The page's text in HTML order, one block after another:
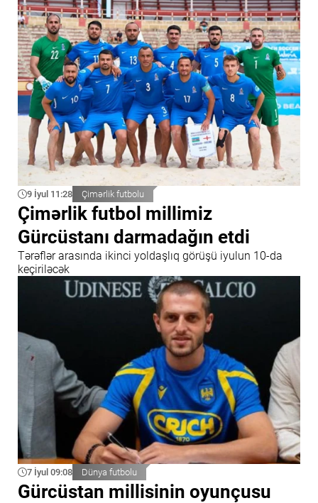
9 İyul 11:28 Çimərlik futbolu
Çimərlik futbol millimiz
Gürcüstanı darmadağın etdi
Tərəflər arasında ikinci yoldaşlıq görüşü iyulun 10-da
keçiriləcək
7 İyul 09:08 Dünya futbolu
Gürcüstan millisinin oyunçusu